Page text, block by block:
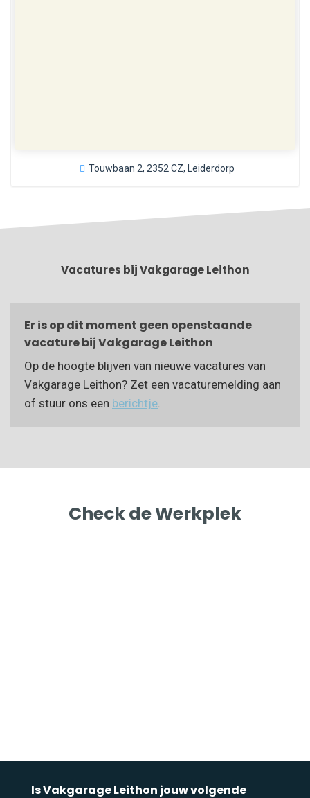
Touwbaan 2, 2352 CZ, Leiderdorp
Vacatures bij Vakgarage Leithon
Er is op dit moment geen openstaande
vacature bij Vakgarage Leithon
Op de hoogte blijven van nieuwe vacatures van
Vakgarage Leithon? Zet een vacaturemelding aan
of stuur ons een berichtje
Check de Werkplek
Is Vakgarage Leithon jouw volgende